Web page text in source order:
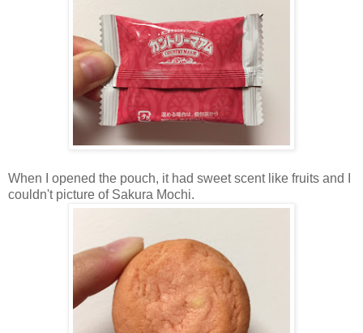
When I opened the pouch, it had sweet scent like fruits and I
couldn't picture of Sakura Mochi.